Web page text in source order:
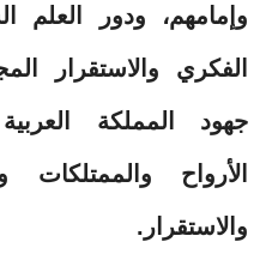
وإمامهم، ودور العلم
الفكري والاستقرار
جهود المملكة
الأرواح
والاستقرار.